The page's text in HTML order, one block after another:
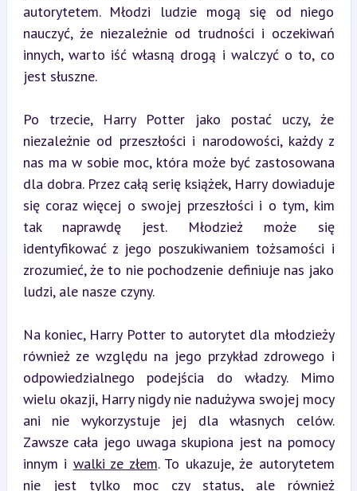
autorytetem. Młodzi ludzie mogą się od niego
nauczyć, że niezależnie od trudności i oczekiwań
innych, warto iść własną drogą i walczyć o to, co
jest słuszne.
Po trzecie, Harry Potter jako postać uczy, że
niezależnie od przeszłości i narodowości, każdy z
nas ma w sobie moc, która może być zastosowana
dla dobra. Przez całą serię książek, Harry dowiaduje
się coraz więcej o swojej przeszłości i o tym, kim
tak naprawdę jest. Młodzież może się
identyfikować z jego poszukiwaniem tożsamości i
zrozumieć, że to nie pochodzenie definiuje nas jako
ludzi, ale nasze czyny.
Na koniec, Harry Potter to autorytet dla młodzieży
również ze względu na jego przykład zdrowego i
odpowiedzialnego podejścia do władzy. Mimo
wielu okazji, Harry nigdy nie nadużywa swojej mocy
ani nie wykorzystuje jej dla własnych celów.
Zawsze cała jego uwaga skupiona jest na pomocy
innym i walki ze złem. To ukazuje, że autorytetem
nie jest tylko moc czy status, ale również